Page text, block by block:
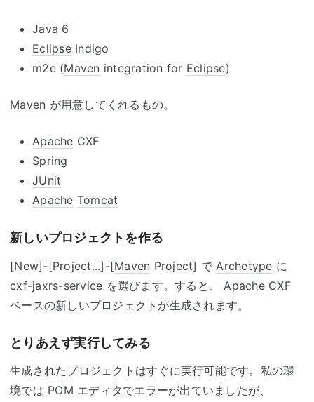
Java 6
EclipseIndigo
m2e (Maven integration for Eclipse)
Maven が用意してくれるもの。
Apache CXF
Spring
JUnit
Apache Tomcat
新しいプロジェクトを作る
[New]-[Project...]-[Maven Project] で Archetype に
cxf-jaxrs-service を選びます。すると、 ApacheCXF
ベースの新しいプロジェクトが生成されます。
とりあえず実行してみる
生成されたプロジェクトはすぐに実行可能です。私の環
境では POM エディタでエラーが出ていましたが、